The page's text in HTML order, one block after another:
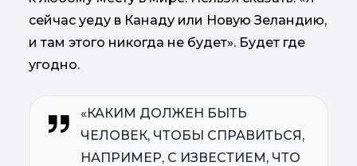
сейчас уеду в Канаду или Новую Зеландию,
и там этого никогда не будет». Будет где
угодно.
«КАКИМ ДОЛЖЕН БЫТЬ
ЧЕЛОВЕК, ЧТОБЫ СПРАВИТЬСЯ,
НАПРИМЕР, С ИЗВЕСТИЕМ, ЧТО